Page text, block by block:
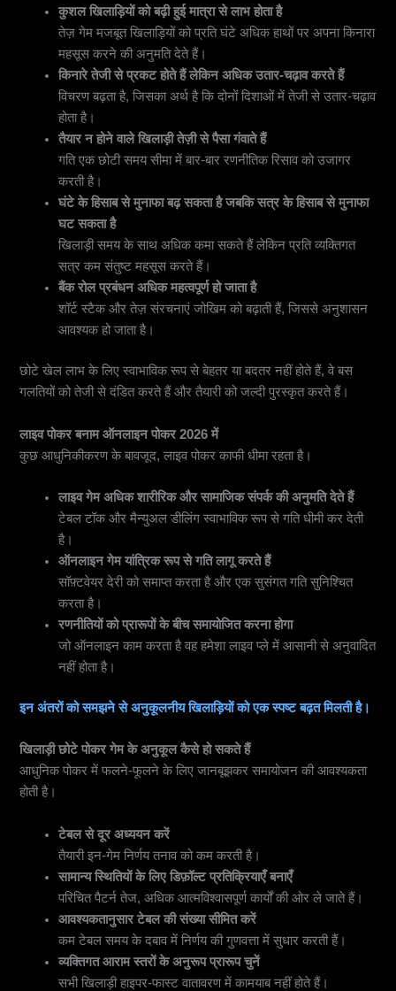
कुशल खिलाड़ियों को बढ़ी हुई मात्रा से लाभ होता है
तेज़ गेम मजबूत खिलाड़ियों को प्रति घंटे अधिक हाथों पर अपना किनारा
महसूस करने की अनुमति देते हैं।
किनारे तेजी से प्रकट होते हैं लेकिन अधिक उतार-चढ़ाव करते हैं
विचरण बढ़ता है, जिसका अर्थ है कि दोनों दिशाओं में तेजी से उतार-चढ़ाव
होता है।
तैयार न होने वाले खिलाड़ी तेज़ी से पैसा गंवाते हैं
गति एक छोटी समय सीमा में बार-बार रणनीतिक रिसाव को उजागर
करती है।
घंटे के हिसाब से मुनाफा बढ़ सकता है जबकि सत्र के हिसाब से मुनाफा
घट सकता है
खिलाड़ी समय के साथ अधिक कमा सकते हैं लेकिन प्रति व्यक्तिगत
सत्र कम संतुष्ट महसूस करते हैं।
बैंक रोल प्रबंधन अधिक महत्वपूर्ण हो जाता है
शॉर्ट स्टैक और तेज़ संरचनाएं जोखिम को बढ़ाती हैं, जिससे अनुशासन
आवश्यक हो जाता है।
छोटे खेल लाभ के लिए स्वाभाविक रूप से बेहतर या बदतर नहीं होते हैं, वे बस
गलतियों को तेजी से दंडित करते हैं और तैयारी को जल्दी पुरस्कृत करते हैं।
लाइव पोकर बनाम ऑनलाइन पोकर 2026 में
कुछ आधुनिकीकरण के बावजूद, लाइव पोकर काफी धीमा रहता है।
लाइव गेम अधिक शारीरिक और सामाजिक संपर्क की अनुमति देते हैं
टेबल टॉक और मैन्युअल डीलिंग स्वाभाविक रूप से गति धीमी कर देती
है।
ऑनलाइन गेम यांत्रिक रूप से गति लागू करते हैं
सॉफ़्टवेयर देरी को समाप्त करता है और एक सुसंगत गति सुनिश्चित
करता है।
रणनीतियों को प्रारूपों के बीच समायोजित करना होगा
जो ऑनलाइन काम करता है वह हमेशा लाइव प्ले में आसानी से अनुवादित
नहीं होता है।
इन अंतरों को समझने से अनुकूलनीय खिलाड़ियों को एक स्पष्ट बढ़त मिलती है।
खिलाड़ी छोटे पोकर गेम के अनुकूल कैसे हो सकते हैं
आधुनिक पोकर में फलने-फूलने के लिए जानबूझकर समायोजन की आवश्यकता
होती है।
टेबल से दूर अध्ययन करें
तैयारी इन-गेम निर्णय तनाव को कम करती है।
सामान्य स्थितियों के लिए डिफ़ॉल्ट प्रतिक्रियाएँ बनाएँ
परिचित पैटर्न तेज, अधिक आत्मविश्वासपूर्ण कार्यों की ओर ले जाते हैं।
आवश्यकतानुसार टेबल की संख्या सीमित करें
कम टेबल समय के दबाव में निर्णय की गुणवत्ता में सुधार करती हैं।
व्यक्तिगत आराम स्तरों के अनुरूप प्रारूप चुनें
सभी खिलाड़ी हाइपर-फास्ट वातावरण में कामयाब नहीं होते हैं।